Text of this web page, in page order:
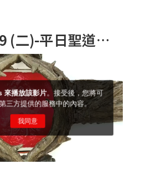
旅】第十二集：「聖母、聖人」—
之旅】第十一集：「教 會」(推廣片)
旅】第十一集：「教 會」—林必能
旅】第十集：「逾越奧蹟」— 錢玲
2022-07-19 (二)-平日聖道禮儀